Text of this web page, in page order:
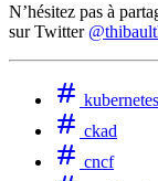
N’hésitez pas à
sur Twitter
kubernetes
ckad
cncf